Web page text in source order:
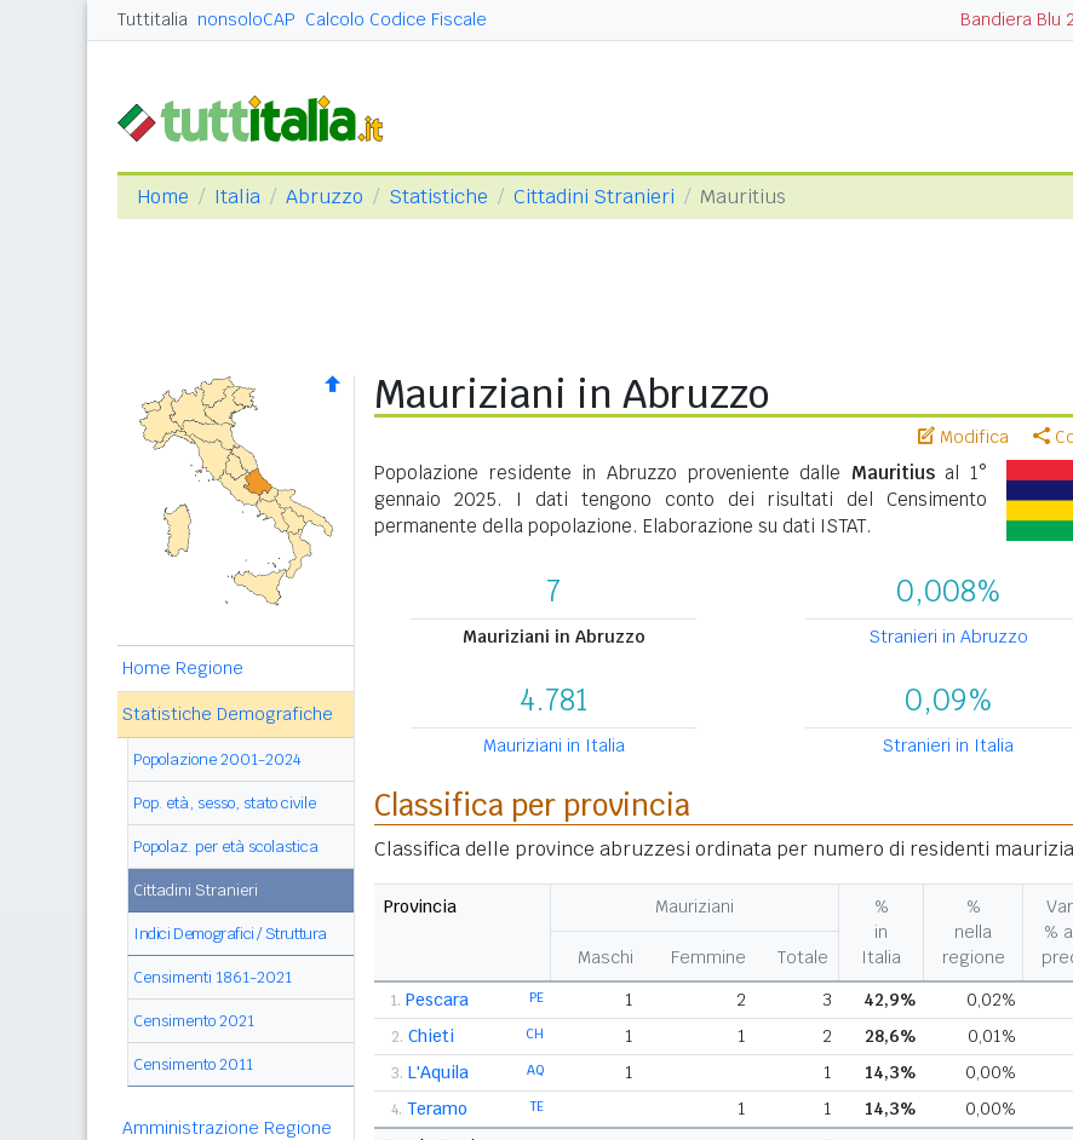
Tuttitalia nonsoloCAP Calcolo Codice Fiscale Bandiera Blu
Home Italia Abruzzo Statistiche Cittadini Stranieri Mauritius
Home Regione
Statistiche Demografiche
Popolazione 2001-2024
Pop. età, sesso, stato civile
Popolaz. per età scolastica
Cittadini Stranieri
Indici Demografici / Struttura
Censimenti 1861-2021
Censimento 2021
Censimento 2011
Amministrazione Regione
Mauriziani in Abruzzo
Modifica
Popolazione residente in Abruzzo proveniente dalle Mauritiusal 1°
gennaio 2025. I dati tengono conto dei risultati del Censimento
permanente della popolazione. Elaborazione su dati ISTAT.
7
Mauriziani in Abruzzo
0,008%
Stranieri in Abruzzo
4.781
Mauriziani in Italia
0,09%
Stranieri in Italia
Classifica per provincia
Classifica delle province abruzzesi ordinata per numero di residenti
Provincia Mauriziani
%
in
Italia
%
nella
regione
%
Maschi Femmine Totale
1. PE
Pescara 1 2 3 42,9% 0,02%
2. CH
Chieti 1 1 2 28,6% 0,01%
3. AQ
L'Aquila 1 1 14,3% 0,00%
4. TE
Teramo 1 1 14,3% 0,00%